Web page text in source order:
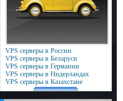
VPS серверы в России
VPS серверы в Беларуси
VPS серверы в Германии
VPS серверы в Нидерландах
VPS серверы в Казахстане